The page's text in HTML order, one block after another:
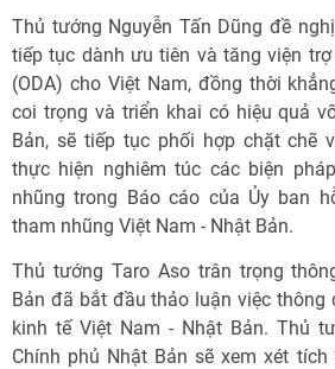
Thủ tướng Nguyễn Tấn Dũng đề
tiếp tục dành ưu tiên và tăng viện
(ODA) cho Việt Nam, đồng thời
coi trọng và triển khai có hiệu quả
Bản, sẽ tiếp tục phối hợp chặt chẽ
thực hiện nghiêm túc các biện
nhũng trong Báo cáo của Ủy ban
tham nhũng Việt Nam - Nhật Bản.
Thủ tướng Taro Aso trân trọng
Bản đã bắt đầu thảo luận việc thông
kinh tế Việt Nam - Nhật Bản. Thủ
Chính phủ Nhật Bản sẽ xem xét